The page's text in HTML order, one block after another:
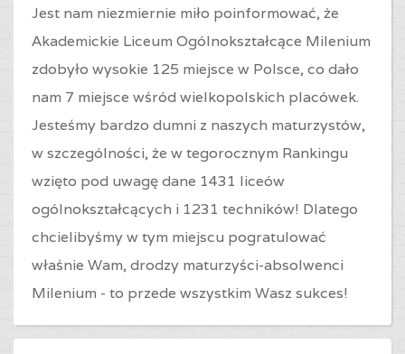
Jest nam niezmiernie miło poinformować, że
Akademickie Liceum Ogólnokształcące Milenium
zdobyło wysokie 125 miejsce w Polsce, co dało
nam 7 miejsce wśród wielkopolskich placówek.
Jesteśmy bardzo dumni z naszych maturzystów,
w szczególności, że w tegorocznym Rankingu
wzięto pod uwagę dane 1431 liceów
ogólnokształcących i 1231 techników! Dlatego
chcielibyśmy w tym miejscu pogratulować
właśnie Wam, drodzy maturzyści-absolwenci
Milenium - to przede wszystkim Wasz sukces!